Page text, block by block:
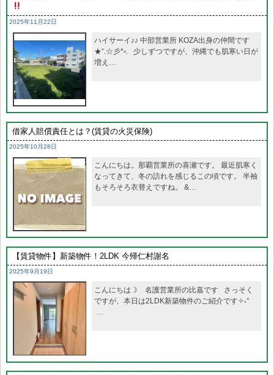
2025年11月22日
ハイサーイ♪♪ 中部営業所 KOZA出身の仲間です
★⁺.☆彡*◦. 少しずつですが、沖縄でも肌寒い日が
増え…
借家人賠償責任とは？(賃貸の火災保険)
2025年10月28日
こんにちは。那覇営業所の喜瀬です。 最近肌寒く
なってきて、冬の訪れを感じるこの頃です。 半袖
もそろそろ衣替えですね。 &…
【賃貸物件】新築物件！2LDK 今帰仁村謝名
2025年9月19日
こんにちは☽ 名護営業所の比嘉です さっそく
ですが、本日は2LDK新築物件のご紹介です✧˖°